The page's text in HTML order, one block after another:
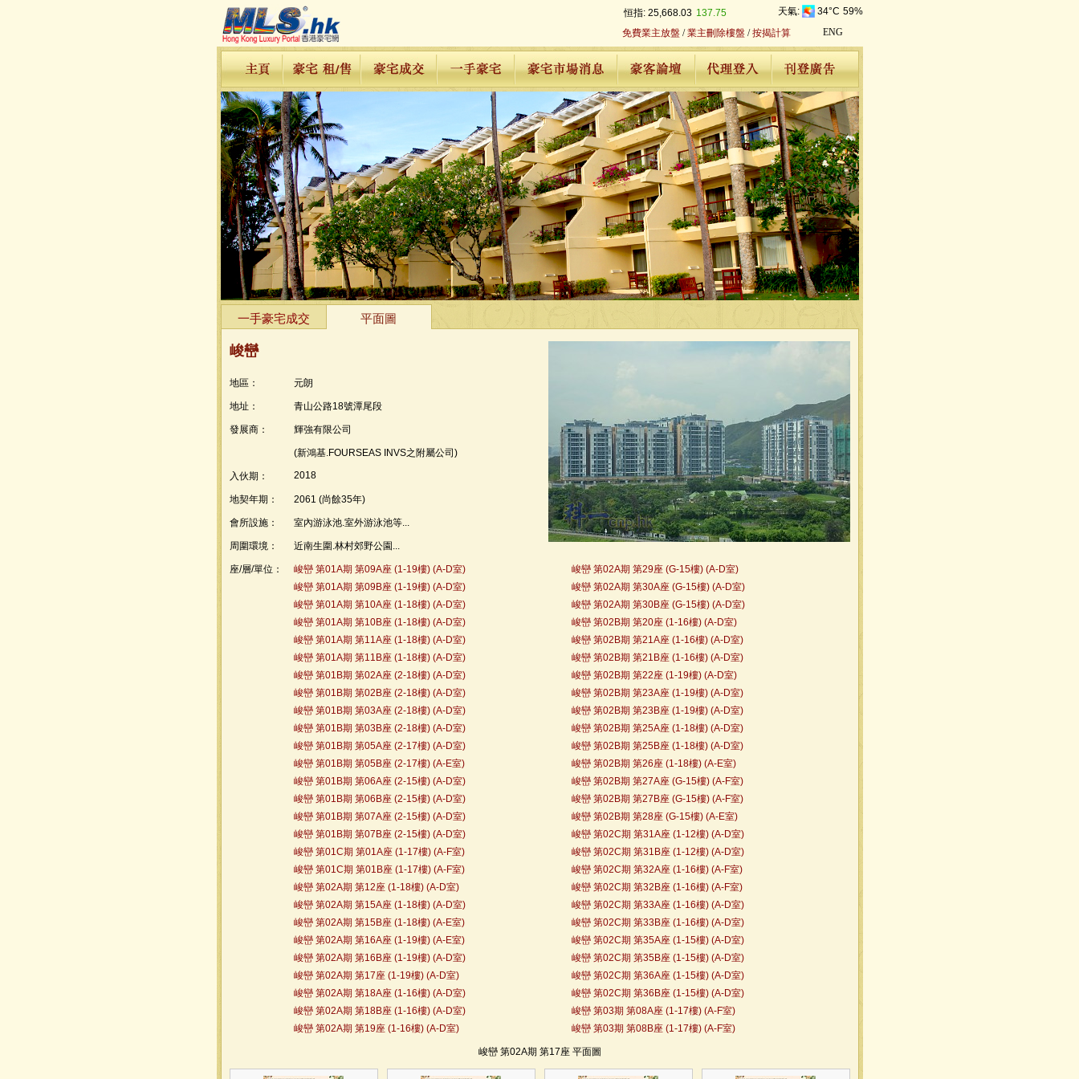
恒指:25,668.03 137.75 天氣: 34°C 59%
免費業主放盤/業主刪除樓盤/按揭計算 ENG
一手豪宅成交 平面圖
峻巒
地區： 元朗
地址： 青山公路18號潭尾段
發展商： 輝強有限公司
(新鴻基.FOURSEAS INVS之附屬公司)
入伙期： 2018
地契年期： 2061 (尚餘35年)
會所設施： 室內游泳池.室外游泳池等...
周圍環境： 近南生圍.林村郊野公園...
座/層/單位： 峻巒 第01A期 第09A座 (1-19樓) (A-D室)
峻巒 第02A期 第29座 (G-15樓) (A-D室)
峻巒 第01A期 第09B座 (1-19樓) (A-D室)
峻巒 第02A期 第30A座 (G-15樓) (A-D室)
峻巒 第01A期 第10A座 (1-18樓) (A-D室)
峻巒 第02A期 第30B座 (G-15樓) (A-D室)
峻巒 第01A期 第10B座 (1-18樓) (A-D室)
峻巒 第02B期 第20座 (1-16樓) (A-D室)
峻巒 第01A期 第11A座 (1-18樓) (A-D室)
峻巒 第02B期 第21A座 (1-16樓) (A-D室)
峻巒 第01A期 第11B座 (1-18樓) (A-D室)
峻巒 第02B期 第21B座 (1-16樓) (A-D室)
峻巒 第01B期 第02A座 (2-18樓) (A-D室)
峻巒 第02B期 第22座 (1-19樓) (A-D室)
峻巒 第01B期 第02B座 (2-18樓) (A-D室)
峻巒 第02B期 第23A座 (1-19樓) (A-D室)
峻巒 第01B期 第03A座 (2-18樓) (A-D室)
峻巒 第02B期 第23B座 (1-19樓) (A-D室)
峻巒 第01B期 第03B座 (2-18樓) (A-D室)
峻巒 第02B期 第25A座 (1-18樓) (A-D室)
峻巒 第01B期 第05A座 (2-17樓) (A-D室)
峻巒 第02B期 第25B座 (1-18樓) (A-D室)
峻巒 第01B期 第05B座 (2-17樓) (A-E室)
峻巒 第02B期 第26座 (1-18樓) (A-E室)
峻巒 第01B期 第06A座 (2-15樓) (A-D室)
峻巒 第02B期 第27A座 (G-15樓) (A-F室)
峻巒 第01B期 第06B座 (2-15樓) (A-D室)
峻巒 第02B期 第27B座 (G-15樓) (A-F室)
峻巒 第01B期 第07A座 (2-15樓) (A-D室)
峻巒 第02B期 第28座 (G-15樓) (A-E室)
峻巒 第01B期 第07B座 (2-15樓) (A-D室)
峻巒 第02C期 第31A座 (1-12樓) (A-D室)
峻巒 第01C期 第01A座 (1-17樓) (A-F室)
峻巒 第02C期 第31B座 (1-12樓) (A-D室)
峻巒 第01C期 第01B座 (1-17樓) (A-F室)
峻巒 第02C期 第32A座 (1-16樓) (A-F室)
峻巒 第02A期 第12座 (1-18樓) (A-D室)
峻巒 第02C期 第32B座 (1-16樓) (A-F室)
峻巒 第02A期 第15A座 (1-18樓) (A-D室)
峻巒 第02C期 第33A座 (1-16樓) (A-D室)
峻巒 第02A期 第15B座 (1-18樓) (A-E室)
峻巒 第02C期 第33B座 (1-16樓) (A-D室)
峻巒 第02A期 第16A座 (1-19樓) (A-E室)
峻巒 第02C期 第35A座 (1-15樓) (A-D室)
峻巒 第02A期 第16B座 (1-19樓) (A-D室)
峻巒 第02C期 第35B座 (1-15樓) (A-D室)
峻巒 第02A期 第17座 (1-19樓) (A-D室)
峻巒 第02C期 第36A座 (1-15樓) (A-D室)
峻巒 第02A期 第18A座 (1-16樓) (A-D室)
峻巒 第02C期 第36B座 (1-15樓) (A-D室)
峻巒 第02A期 第18B座 (1-16樓) (A-D室)
峻巒 第03期 第08A座 (1-17樓) (A-F室)
峻巒 第02A期 第19座 (1-16樓) (A-D室)
峻巒 第03期 第08B座 (1-17樓) (A-F室)
峻巒 第02A期 第17座 平面圖